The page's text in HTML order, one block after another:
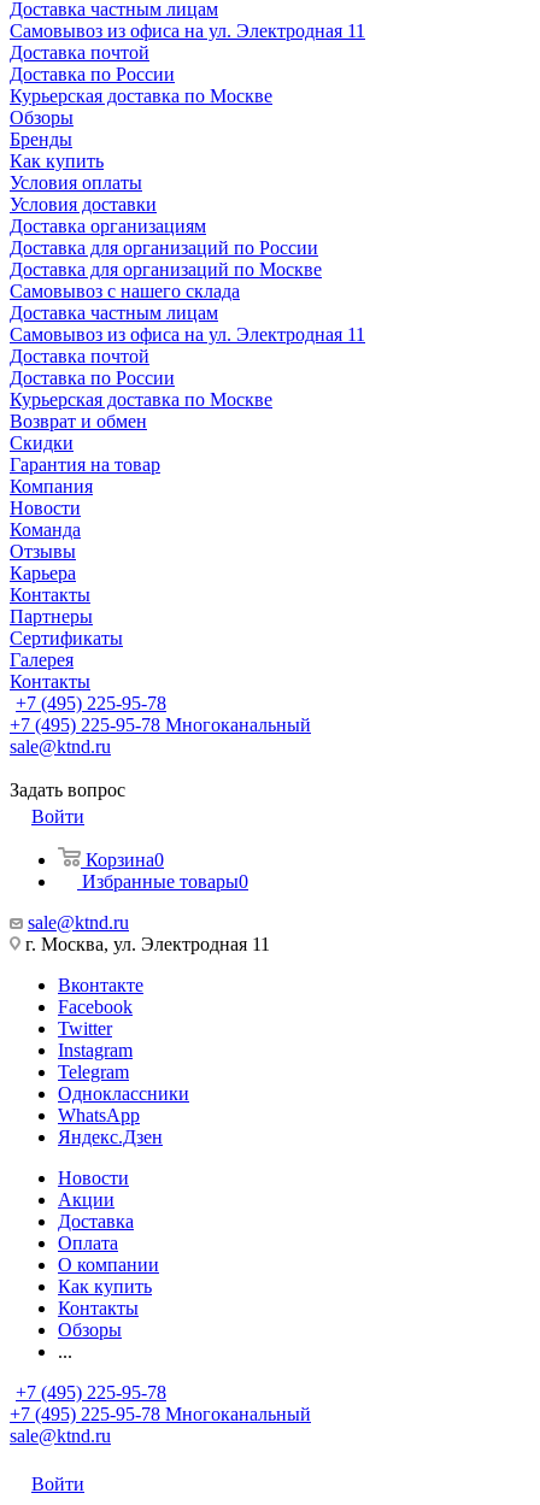
Доставка частным лицам
Самовывоз из офиса на ул. Электродная 11
Доставка почтой
Доставка по России
Курьерская доставка по Москве
Обзоры
Бренды
Как купить
Условия оплаты
Условия доставки
Доставка организациям
Доставка для организаций по России
Доставка для организаций по Москве
Самовывоз с нашего склада
Доставка частным лицам
Самовывоз из офиса на ул. Электродная 11
Доставка почтой
Доставка по России
Курьерская доставка по Москве
Возврат и обмен
Скидки
Гарантия на товар
Компания
Новости
Команда
Отзывы
Карьера
Контакты
Партнеры
Сертификаты
Галерея
Контакты
+7 (495) 225-95-78
+7 (495) 225-95-78 Многоканальный
sale@ktnd.ru
Задать вопрос
Войти
Корзина0
Избранные товары0
sale@ktnd.ru
г. Москва, ул. Электродная 11
Вконтакте
Facebook
Twitter
Instagram
Telegram
Одноклассники
WhatsApp
Яндекс.Дзен
Новости
Акции
Доставка
Оплата
О компании
Как купить
Контакты
Обзоры
...
+7 (495) 225-95-78
+7 (495) 225-95-78 Многоканальный
sale@ktnd.ru
Войти